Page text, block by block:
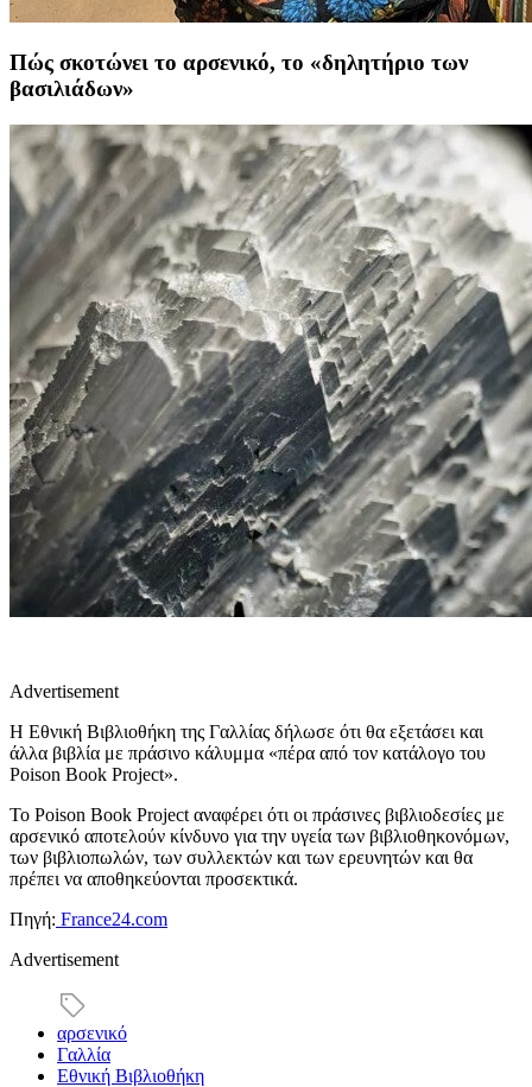
Πώς σκοτώνει το αρσενικό, το «δηλητήριο των
βασιλιάδων»
Advertisement
Η Εθνική Βιβλιοθήκη της Γαλλίας δήλωσε ότι θα εξετάσει και
άλλα βιβλία με πράσινο κάλυμμα «πέρα από τον κατάλογο του
Poison Book Project».
Το Poison Book Project αναφέρει ότι οι πράσινες βιβλιοδεσίες με
αρσενικό αποτελούν κίνδυνο για την υγεία των βιβλιοθηκονόμων,
των βιβλιοπωλών, των συλλεκτών και των ερευνητών και θα
πρέπει να αποθηκεύονται προσεκτικά.
Πηγή: France24.com
Advertisement
αρσενικό
Γαλλία
Εθνική Βιβλιοθήκη